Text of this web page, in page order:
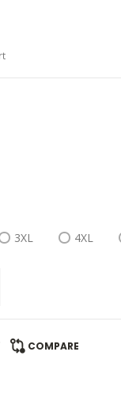
3XL 4XL
COMPARE